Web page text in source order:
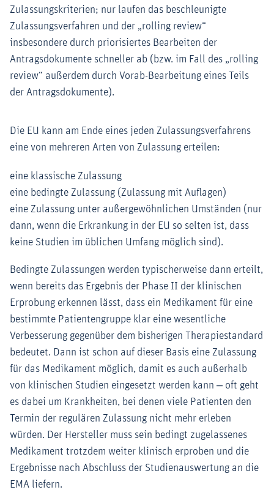
Zulassungskriterien; nur laufen das beschleunigte
Zulassungsverfahren und der „rolling review“
insbesondere durch priorisiertes Bearbeiten der
Antragsdokumente schneller ab (bzw. im Fall des „rolling
review“ außerdem durch Vorab-Bearbeitung eines Teils
der Antragsdokumente).
Die EU kann am Ende eines jeden Zulassungsverfahrens
eine von mehreren Arten von Zulassung erteilen:
eine klassische Zulassung
eine bedingte Zulassung (Zulassung mit Auflagen)
eine Zulassung unter außergewöhnlichen Umständen (nur
dann, wenn die Erkrankung in der EU so selten ist, dass
keine Studien im üblichen Umfang möglich sind).
Bedingte Zulassungen werden typischerweise dann erteilt,
wenn bereits das Ergebnis der Phase II der klinischen
Erprobung erkennen lässt, dass ein Medikament für eine
bestimmte Patientengruppe klar eine wesentliche
Verbesserung gegenüber dem bisherigen Therapiestandard
bedeutet. Dann ist schon auf dieser Basis eine Zulassung
für das Medikament möglich, damit es auch außerhalb
von klinischen Studien eingesetzt werden kann ‒ oft geht
es dabei um Krankheiten, bei denen viele Patienten den
Termin der regulären Zulassung nicht mehr erleben
würden. Der Hersteller muss sein bedingt zugelassenes
Medikament trotzdem weiter klinisch erproben und die
Ergebnisse nach Abschluss der Studienauswertung an die
EMA liefern.